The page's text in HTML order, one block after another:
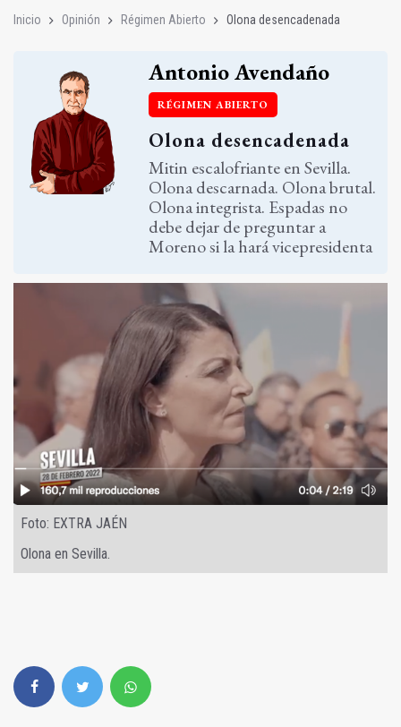
Inicio Opinión Régimen Abierto Olona desencadenada
Antonio Avendaño
RÉGIMEN ABIERTO
Olona desencadenada
Mitin escalofriante en Sevilla.
Olona descarnada. Olona brutal.
Olona integrista. Espadas no
debe dejar de preguntar a
Moreno si la hará vicepresidenta
Foto: EXTRA JAÉN
Olona en Sevilla.